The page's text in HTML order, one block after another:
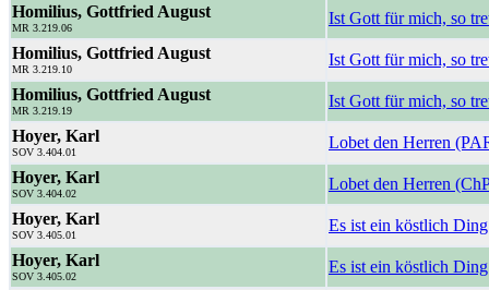
Homilius, Gottfried August
MR 3.219.06
Ist Gott für mich, so
Homilius, Gottfried August
MR 3.219.10
Ist Gott für mich, so
Homilius, Gottfried August
MR 3.219.19
Ist Gott für mich, so
Hoyer, Karl
SOV 3.404.01
Lobet den Herren
Hoyer, Karl
SOV 3.404.02
Lobet den Herren
Hoyer, Karl
SOV 3.405.01
Es ist ein köstlich
Hoyer, Karl
SOV 3.405.02
Es ist ein köstlich